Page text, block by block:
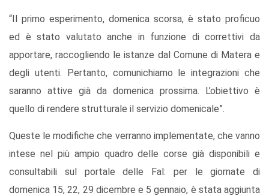
“Il primo esperimento, domenica scorsa, è stato proficuo
ed è stato valutato anche in funzione di correttivi da
apportare, raccogliendo le istanze dal Comune di Matera e
degli utenti. Pertanto, comunichiamo le integrazioni che
saranno attive già da domenica prossima. L’obiettivo è
quello di rendere strutturale il servizio domenicale”.
Queste le modifiche che verranno implementate, che vanno
intese nel più ampio quadro delle corse già disponibili e
consultabili sul portale delle Fal: per le giornate di
domenica 15, 22, 29 dicembre e 5 gennaio, è stata aggiunta